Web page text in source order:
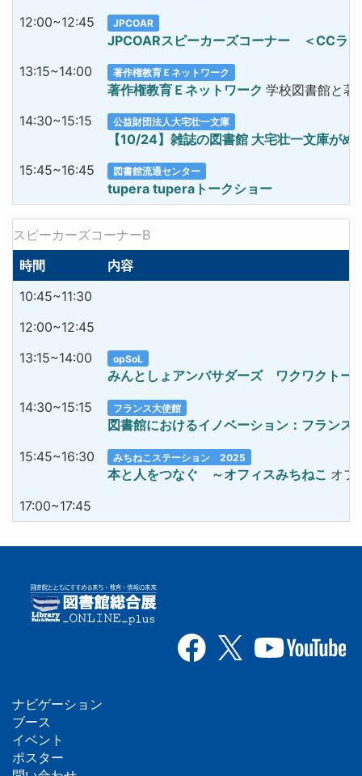
12:00~12:45
JPCOAR
JPCOARスピーカーズコーナー ＜CCラ
13:15~14:00
著作権教育Ｅネットワーク
著作権教育Ｅネットワーク 学校図書館と著
14:30~15:15
公益財団法人大宅壮一文庫
【10/24】雑誌の図書館 大宅壮一文庫がめ
15:45~16:45
図書館流通センター
tupera tuperaトークショー
スピーカーズコーナーB
時間
内容
10:45~11:30
12:00~12:45
13:15~14:00
opSoL
みんとしょアンバサダーズ ワクワクトー
14:30~15:15
フランス大使館
図書館におけるイノベーション：フランス
15:45~16:30
みちねこステーション 2025
本と人をつなぐ ～オフィスみちねこ オフ
17:00~17:45
フ
ッ
ナビゲーション
ブース
イベント
ポスター